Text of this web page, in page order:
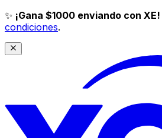
✨ ¡Gana $1000 enviando con XE!
condiciones.